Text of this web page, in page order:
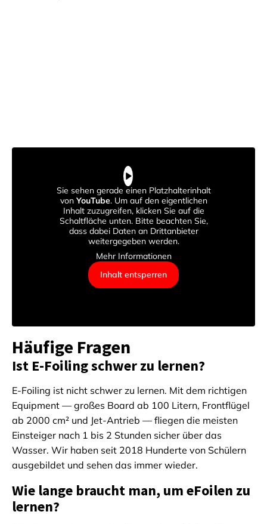
Sie sehen gerade einen Platzhalterinhalt
vonYouTube. Um auf den eigentlichen
Inhalt zuzugreifen, klicken Sie auf die
Schaltfläche unten. Bitte beachten Sie,
dass dabei Daten an Drittanbieter
weitergegeben werden.
Mehr Informationen
Inhalt entsperren
Häufige Fragen
Ist E-Foiling schwer zu lernen?
E-Foiling ist nicht schwer zu lernen. Mit dem richtigen
Equipment — großes Board ab 100 Litern, Frontflügel
ab 2000 cm² und Jet-Antrieb — fliegen die meisten
Einsteiger nach 1 bis 2 Stunden sicher über das
Wasser. Wir haben seit 2018 Hunderte von Schülern
ausgebildet und sehen das immer wieder.
Wie lange braucht man, um eFoilen zu
lernen?